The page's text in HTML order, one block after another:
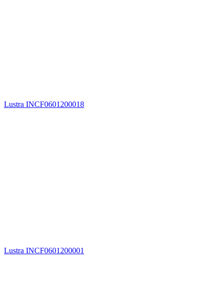
Lustra INCF0601200018
Lustra INCF0601200001